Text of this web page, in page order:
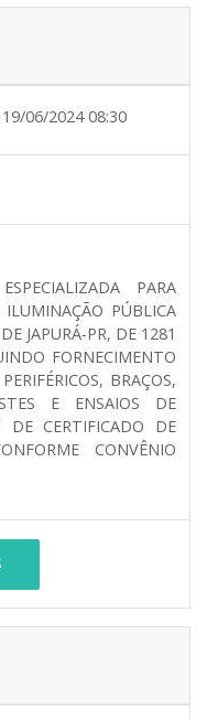
19/06/2024 08:30
PARA
PÚBLICA
JAPURÁ-PR, DE 1281
FORNECIMENTO
BRAÇOS,
E ENSAIOS DE
DE CERTIFICADO DE
CONVÊNIO